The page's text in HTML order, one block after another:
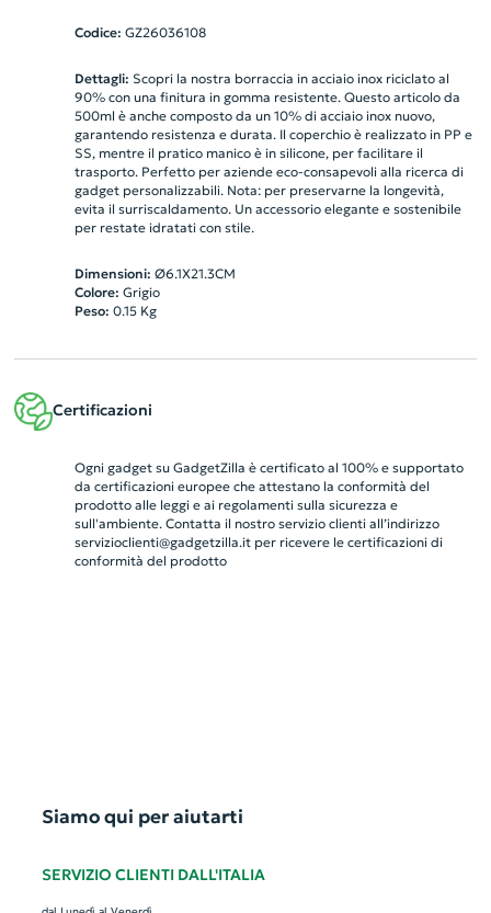
Codice: GZ26036108
Dettagli: Scopri la nostra borraccia in acciaio inox riciclato al
90% con una finitura in gomma resistente. Questo articolo da
500ml è anche composto da un 10% di acciaio inox nuovo,
garantendo resistenza e durata. Il coperchio è realizzato in PP e
SS, mentre il pratico manico è in silicone, per facilitare il
trasporto. Perfetto per aziende eco-consapevoli alla ricerca di
gadget personalizzabili. Nota: per preservarne la longevità,
evita il surriscaldamento. Un accessorio elegante e sostenibile
per restate idratati con stile.
Dimensioni: Ø6.1X21.3CM
Colore: Grigio
Peso: 0.15Kg
Certificazioni
Ogni gadget su GadgetZilla è certificato al 100% e supportato
da certificazioni europee che attestano la conformità del
prodotto alle leggi e ai regolamenti sulla sicurezza e
sull'ambiente. Contatta il nostro servizio clienti all’indirizzo
servizioclienti@gadgetzilla.itper ricevere le certificazioni di
conformità del prodotto
Siamo qui per aiutarti
SERVIZIO CLIENTI DALL'ITALIA